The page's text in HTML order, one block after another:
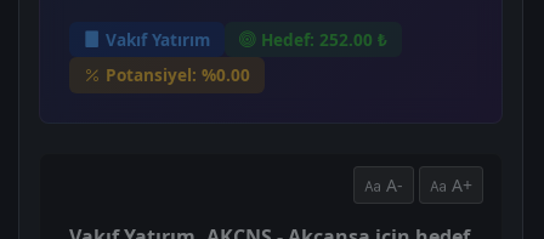
Vakıf Yatırım
Hedef: 252.00 ₺
Potansiyel: %0.00
A- A+